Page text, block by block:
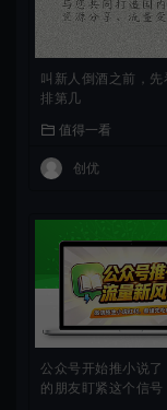
叫新人倒酒之前，先
排第几
值得一看
创优
公众号开始推小说了
的朋友盯紧这个信号